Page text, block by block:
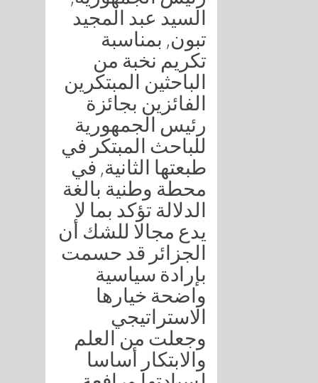
السيد عبد المجيد
تبون, بمناسبة
تكريم نخبة من
الباحثين المبتكرين
الفائزين بجائزة
رئيس الجمهورية
للباحث المبتكر في
طبعتها الثانية, في
محطة وطنية بالغة
الدلالة تؤكد بما لا
يدع مجالا للشك أن
الجزائر قد حسمت
بإرادة سياسية
واضحة خيارها
الاستراتيجي
وجعلت من العلم
والابتكار أساسا